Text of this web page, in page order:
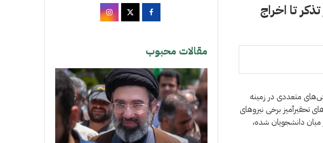
تا اخراج
متعددی در زمینه
تحقیرآمیز برخی نیروهای
دانشجویان شده،
مقالات محبوب